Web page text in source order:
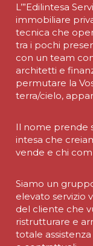
L’”Edilintesa
immobiliare
tecnica che
tra i pochi
con un team
architetti e
permutare la
terra/cielo,
Il nome prende
intesa che
vende e chi
Siamo un
elevato servizio
del cliente che
ristrutturare e
totale